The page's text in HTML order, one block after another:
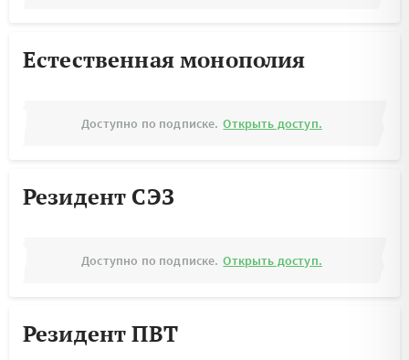
Естественная монополия
Доступно по подписке. Открыть доступ.
Резидент СЭЗ
Доступно по подписке. Открыть доступ.
Резидент ПВТ